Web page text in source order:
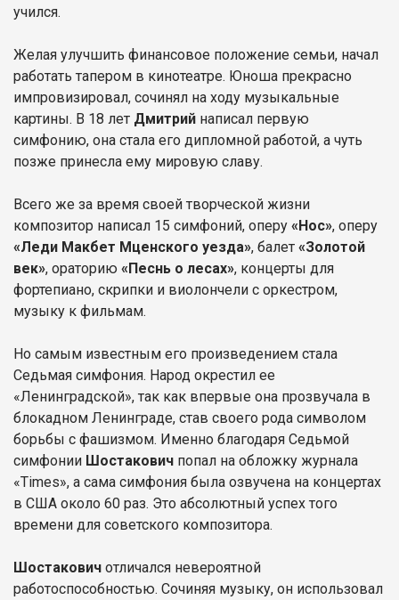
учился.
Желая улучшить финансовое положение семьи, начал
работать тапером в кинотеатре. Юноша прекрасно
импровизировал, сочинял на ходу музыкальные
картины. В 18 лет Дмитрий написал первую
симфонию, она стала его дипломной работой, а чуть
позже принесла ему мировую славу.
Всего же за время своей творческой жизни
композитор написал 15 симфоний, оперу «Нос», оперу
«Леди Макбет Мценского уезда», балет «Золотой
век», ораторию «Песнь о лесах», концерты для
фортепиано, скрипки и виолончели с оркестром,
музыку к фильмам.
Но самым известным его произведением стала
Седьмая симфония. Народ окрестил ее
«Ленинградской», так как впервые она прозвучала в
блокадном Ленинграде, став своего рода символом
борьбы с фашизмом. Именно благодаря Седьмой
симфонии Шостакович попал на обложку журнала
«Times», а сама симфония была озвучена на концертах
в США около 60 раз. Это абсолютный успех того
времени для советского композитора.
Шостакович отличался невероятной
работоспособностью. Сочиняя музыку, он использовал